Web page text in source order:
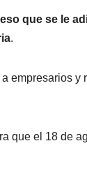
que se le
.
empresarios
que el 18 de